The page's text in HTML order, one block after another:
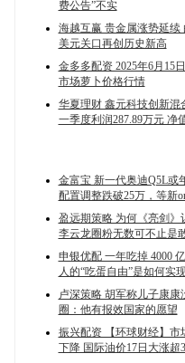
费公告”不实
海越互赢 贵金属涨势延续
美元关口再创历史新高
金多多配资 2025年6月15
市场萝卜价格行情
华夏理财 鑫元科技创新混
一季度利润287.89万元 净
金富宝 新一代奥迪Q5L或
配置调整跌破25万，等新
盈远期策略 为何《亮剑》
李云龙圈粉无数可不止是
申银优配 一年吃掉 4000
人的“吃蛋自由”是如何实
卢深策略 胡军称儿子康康
圈：他有报效国家的愿望
振兴配资 【环球财经】市
下降 国际油价17日大涨超